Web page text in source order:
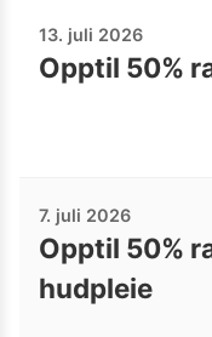
13. juli 2026
Opptil 50%
7. juli 2026
Opptil 50%
hudpleie